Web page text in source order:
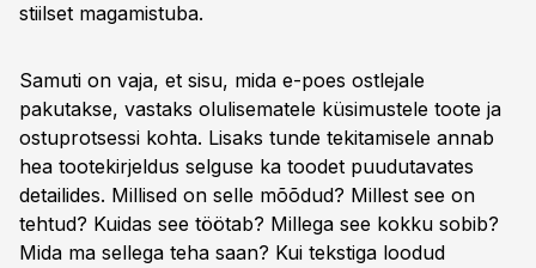
stiilset magamistuba.
Samuti on vaja, et sisu, mida e-poes ostlejale
pakutakse, vastaks olulisematele küsimustele toote ja
ostuprotsessi kohta. Lisaks tunde tekitamisele annab
hea tootekirjeldus selguse ka toodet puudutavates
detailides. Millised on selle mõõdud? Millest see on
tehtud? Kuidas see töötab? Millega see kokku sobib?
Mida ma sellega teha saan? Kui tekstiga loodud